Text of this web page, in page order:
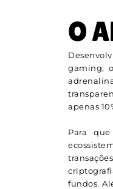
O
gaming,
apenas
Para
fundos.